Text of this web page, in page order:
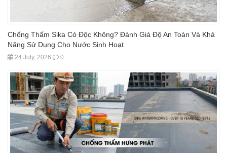
Chống Thấm Sika Có Độc Không? Đánh Giá Độ An Toàn Và Khả
Năng Sử Dụng Cho Nước Sinh Hoạt
24 July, 2026 0